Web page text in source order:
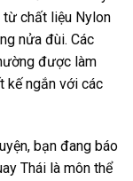
từ chất liệu Nylon
nửa đùi. Các
được làm
kế ngắn với các
bạn đang báo
Thái là môn thể